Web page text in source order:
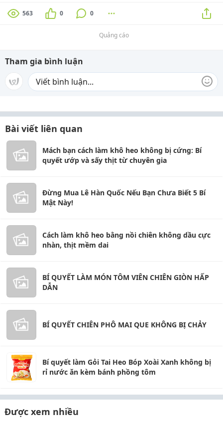
563 0 0
Quảng cáo
Tham gia bình luận
Bài viết liên quan
Mách bạn cách làm khô heo không bị cứng: Bí
quyết ướp và sấy thịt từ chuyên gia
Đừng Mua Lê Hàn Quốc Nếu Bạn Chưa Biết 5 Bí
Mật Này!
Cách làm khô heo bằng nồi chiên không dầu cực
nhàn, thịt mềm dai
BÍ QUYẾT LÀM MÓN TÔM VIÊN CHIÊN GIÒN HẤP
DẪN
BÍ QUYẾT CHIÊN PHÔ MAI QUE KHÔNG BỊ CHẢY
Bí quyết làm Gỏi Tai Heo Bóp Xoài Xanh không bị
rỉ nước ăn kèm bánh phồng tôm
Được xem nhiều